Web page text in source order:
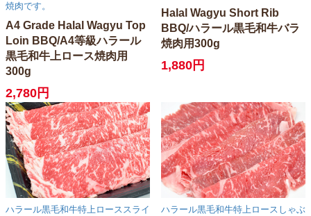
焼肉です。
A4 Grade Halal Wagyu Top
Loin BBQ/A4等級ハラール
黒毛和牛上ロース焼肉用
300g
2,780円
Halal Wagyu Short Rib
BBQ/ハラール黒毛和牛バラ
焼肉用300g
1,880円
ハラール黒毛和牛特上ローススライ
ハラール黒毛和牛特上ロースしゃぶ